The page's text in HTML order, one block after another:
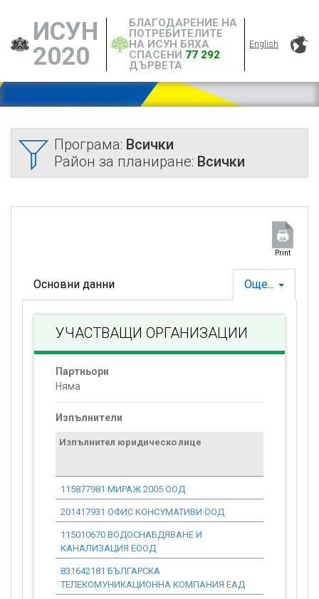
ИСУН
2020
БЛАГОДАРЕНИЕ НА
ПОТРЕБИТЕЛИТЕ
НА ИСУН БЯХА
СПАСЕНИ 77 292
ДЪРВЕТА
English
Програма: Всички
Район за планиране: Всички
Print
Още...
Основни данни
УЧАСТВАЩИ ОРГАНИЗАЦИИ
Партньори
Няма
Изпълнители
Изпълнител юридическо лице
115877981 МИРАЖ 2005 ООД
201417931 ОФИС КОНСУМАТИВИ ООД
115010670 ВОДОСНАБДЯВАНЕ И
КАНАЛИЗАЦИЯ ЕООД
831642181 БЪЛГАРСКА
ТЕЛЕКОМУНИКАЦИОННА КОМПАНИЯ ЕАД